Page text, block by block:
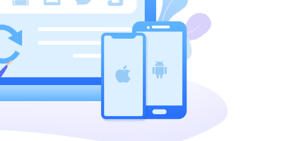
русский
қазақ